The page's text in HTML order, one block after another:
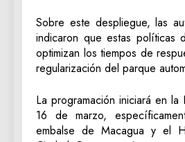
Sobre este despliegue, las
indicaron que estas políticas
optimizan los tiempos de
regularización del parque
La programación iniciará en la
16 de marzo,
embalse de Macagua y el